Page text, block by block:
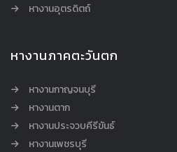
หางานอุตรดิตถ์
หางานภาคตะวันตก
หางานกาญจนบุรี
หางานตาก
หางานประจวบคีรีขันธ์
หางานเพชรบุรี